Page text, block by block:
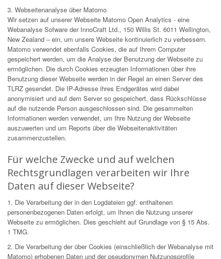
3. Webseitenanalyse über Matomo
Wir setzen auf unserer Webseite Matomo Open Analytics - eine
Webanalyse Sofware der InnoCraft Ltd., 150 Willis St. 6011 Wellington,
New Zealand – ein, um unsere Webseite kontinuierlich zu verbessern.
Matomo verwendet ebenfalls Cookies, die auf Ihrem Computer
gespeichert werden, um die Analyse der Benutzung der Webseite zu
ermöglichen. Die durch Cookies erzeugten Informationen über ihre
Benutzung dieser Webseite werden in der Regel an einen Server des
TLRZ gesendet. Die IP-Adresse ihres Endgerätes wird dabei
anonymisiert und auf dem Server so gespeichert, dass Rückschlüsse
auf die nutzende Person ausgeschlossen sind. Die gesammelten
Informationen werden verwendet, um Ihre Nutzung der Webseite
auszuwerten und um Reports über die Webseitenaktivitäten
zusammenzustellen.
Für welche Zwecke und auf welchen
Rechtsgrundlagen verarbeiten wir Ihre
Daten auf dieser Webseite?
1. Die Verarbeitung der in den Logdateien ggf. enthaltenen
personenbezogenen Daten erfolgt, um Ihnen die Nutzung unserer
Webseite zu ermöglichen. Dies geschieht auf Grundlage von § 15 Abs.
1 TMG.
2. Die Verarbeitung der über Cookies (einschließlich der Webanalyse mit
Matomo) erhobenen Daten und der pseudonymen Nutzungsprofile